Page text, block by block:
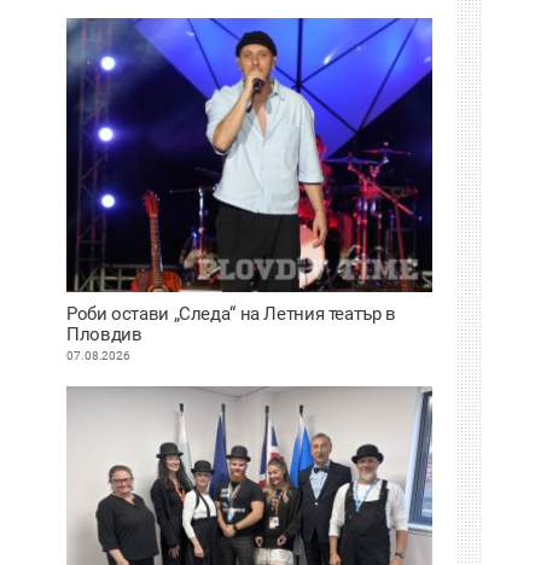
Роби остави „Следа“ на Летния театър в
Пловдив
07.08.2026